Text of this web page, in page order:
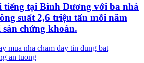
tiếng tại Bình Dương với ba nhà
suất 2,6 triệu tấn mỗi năm
chứng khoán.